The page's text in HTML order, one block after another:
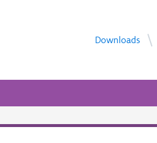
Downloads